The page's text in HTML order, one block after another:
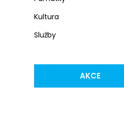
Kultura
Služby
AKCE